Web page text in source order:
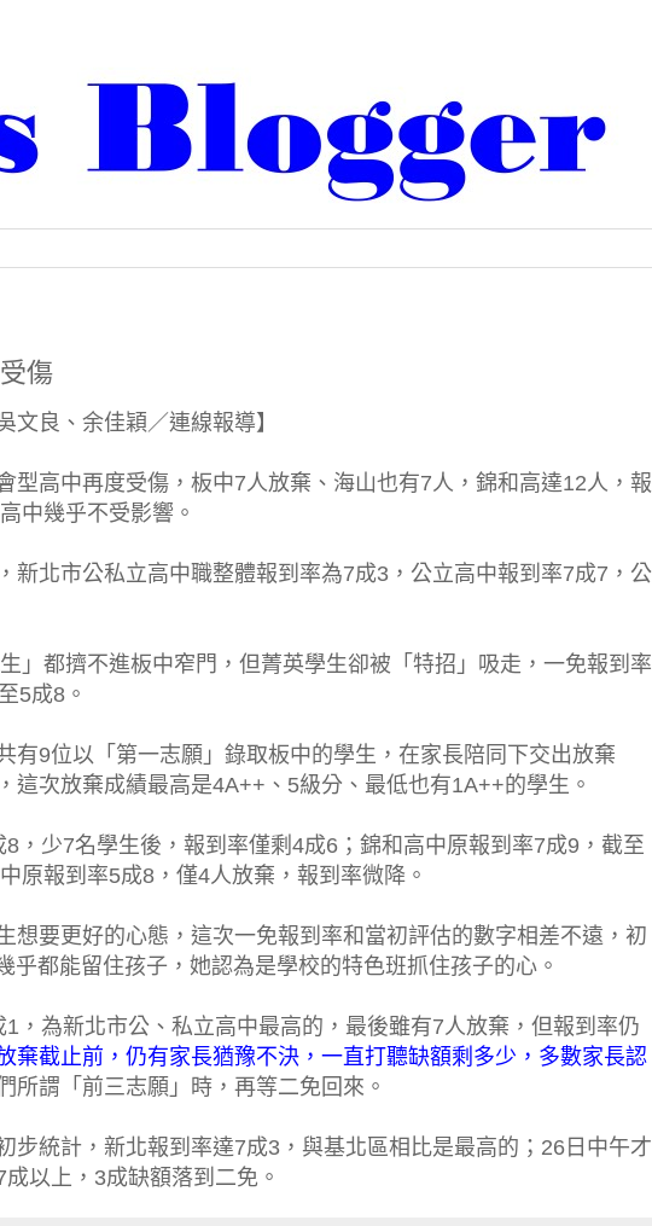
傷
良、余佳穎／連線報導】
型高中再度受傷，板中7人放棄、海山也有7人，錦和高達12人，報
中幾乎不受影響。
新北市公私立高中職整體報到率為7成3，公立高中報到率7成7，公
」都擠不進板中窄門，但菁英學生卻被「特招」吸走，一免報到率
5成8。
有9位以「第一志願」錄取板中的學生，在家長陪同下交出放棄
這次放棄成績最高是4A++、5級分、最低也有1A++的學生。
，少7名學生後，報到率僅剩4成6；錦和高中原報到率7成9，截至
原報到率5成8，僅4人放棄，報到率微降。
想要更好的心態，這次一免報到率和當初評估的數字相差不遠，初
乎都能留住孩子，她認為是學校的特色班抓住孩子的心。
，為新北市公、私立高中最高的，最後雖有7人放棄，但報到率仍
棄截止前，仍有家長猶豫不決，一直打聽缺額剩多少，多數家長認
所謂「前三志願」時，再等二免回來。
步統計，新北報到率達7成3，與基北區相比是最高的；26日中午才
以上，3成缺額落到二免。